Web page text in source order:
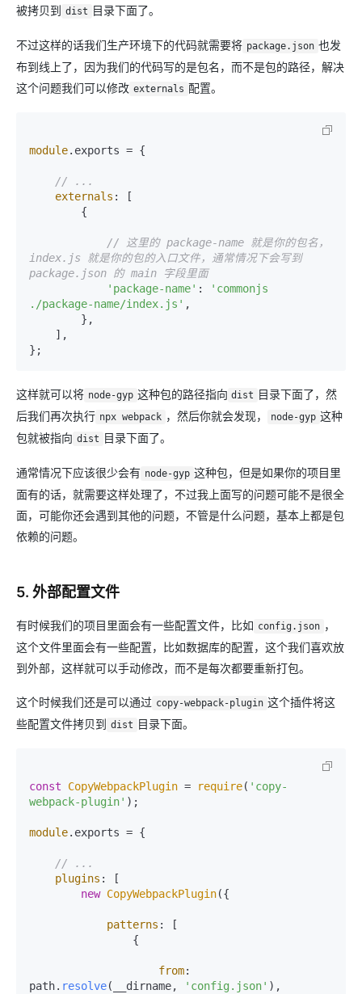
被拷贝到 dist 目录下面了。
不过这样的话我们生产环境下的代码就需要将 package.json 也发
布到线上了，因为我们的代码写的是包名，而不是包的路径，解决
这个问题我们可以修改 externals 配置。
module. exports = {
// ...
externals : [
// 这里的 package-name 就是你的包名，
index.js 就是你的包的入口文件，通常情况下会写到
package.json 的 main 字段里面
'package-name' :
'commonjs
./package-name/index.js' ,
这样就可以将 node-gyp 这种包的路径指向 dist 目录下面了，然
后我们再次执行 npx webpack ，然后你就会发现， node-gyp 这种
包就被指向 dist 目录下面了。
通常情况下应该很少会有 node-gyp 这种包，但是如果你的项目里
面有的话，就需要这样处理了，不过我上面写的问题可能不是很全
面，可能你还会遇到其他的问题，不管是什么问题，基本上都是包
依赖的问题。
5. 外部配置文件
有时候我们的项目里面会有一些配置文件，比如 config.json ，
这个文件里面会有一些配置，比如数据库的配置，这个我们喜欢放
到外部，这样就可以手动修改，而不是每次都要重新打包。
这个时候我们还是可以通过 copy-webpack-plugin 这个插件将这
些配置文件拷贝到 dist 目录下面。
const CopyWebpackPlugin = require( 'copy-
webpack-plugin' );
module. exports = {
// ...
plugins : [
new CopyWebpackPlugin({
patterns : [
from:
path. resolve(__dirname, 'config.json' ),